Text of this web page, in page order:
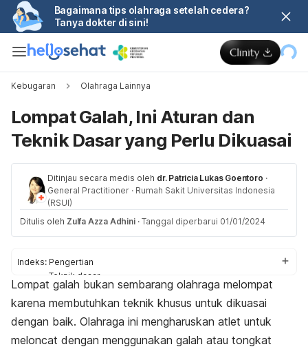
Bagaimana tips olahraga setelah cedera?
Tanya dokter di sini!
Kebugaran Olahraga Lainnya
Lompat Galah, Ini Aturan dan
Teknik Dasar yang Perlu Dikuasai
Ditinjau secara medis oleh dr. Patricia Lukas Goentoro ·
General Practitioner · Rumah Sakit Universitas Indonesia
(RSUI)
Ditulis oleh Zulfa Azza Adhini · Tanggal diperbarui 01/01/2024
Indeks: Pengertian
Teknik dasar
Manfaat
Lompat galah bukan sembarang olahraga melompat
karena membutuhkan teknik khusus untuk dikuasai
dengan baik. Olahraga ini mengharuskan atlet untuk
meloncat dengan menggunakan galah atau tongkat